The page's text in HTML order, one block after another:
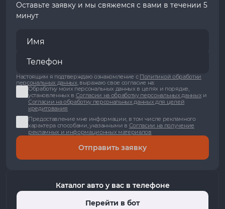
Оставьте заявку и мы свяжемся с вами в течении 5
минут
Настоящим я подтверждаю ознакомление с Политикой обработки
персональных данных, выражаю свое согласие на:
Обработку моих персональных данных в целях и порядке,
установленных в Согласии на обработку персональных данныхи
Согласии на обработку персональных данных для целей
кредитования
Предоставление мне информации, в том числе рекламного
характера способами, указанными в Согласии на получение
рекламных и информационных материалов
Отправить заявку
Каталог авто у вас в телефоне
Перейти в бот